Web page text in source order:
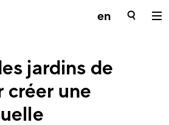
en
jardins de
créer une